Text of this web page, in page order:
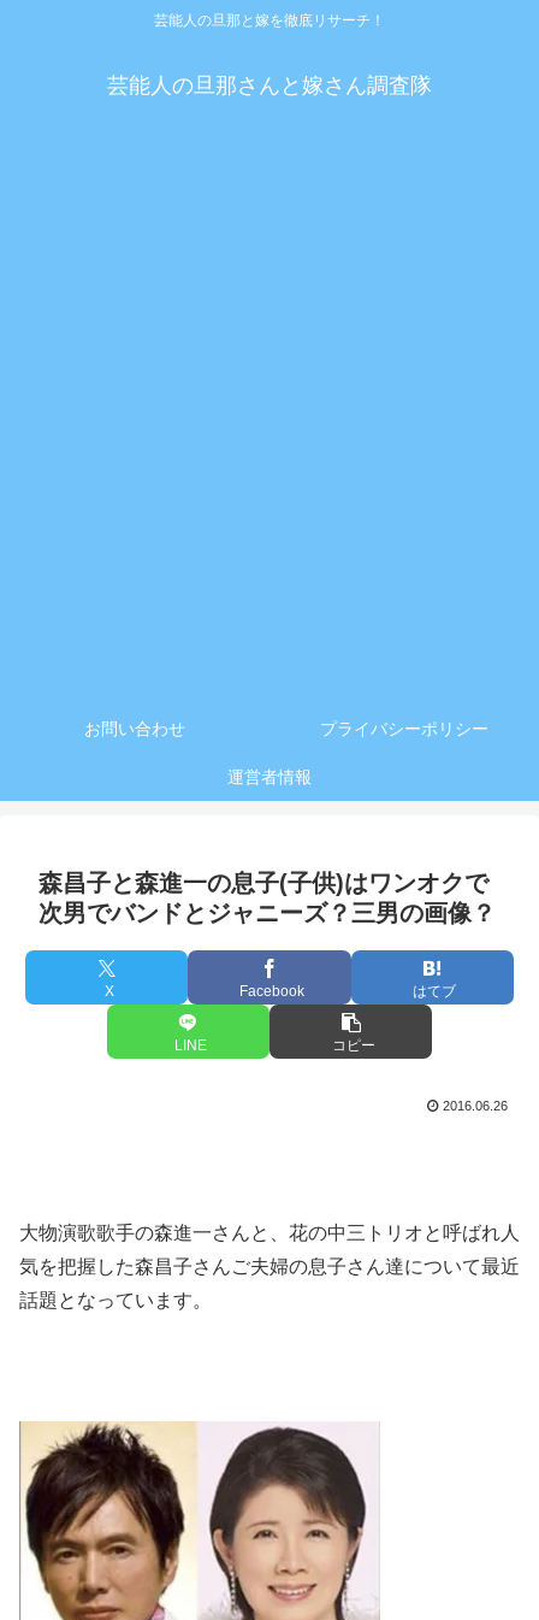
芸能人の旦那と嫁を徹底リサーチ！
芸能人の旦那さんと嫁さん調査隊
お問い合わせ プライバシーポリシー
運営者情報
森昌子と森進一の息子(子供)はワンオクで
次男でバンドとジャニーズ？三男の画像？
X Facebook はてブ
LINE コピー
2016.06.26
大物演歌歌手の森進一さんと、花の中三トリオと呼ばれ人
気を把握した森昌子さんご夫婦の息子さん達について最近
話題となっています。